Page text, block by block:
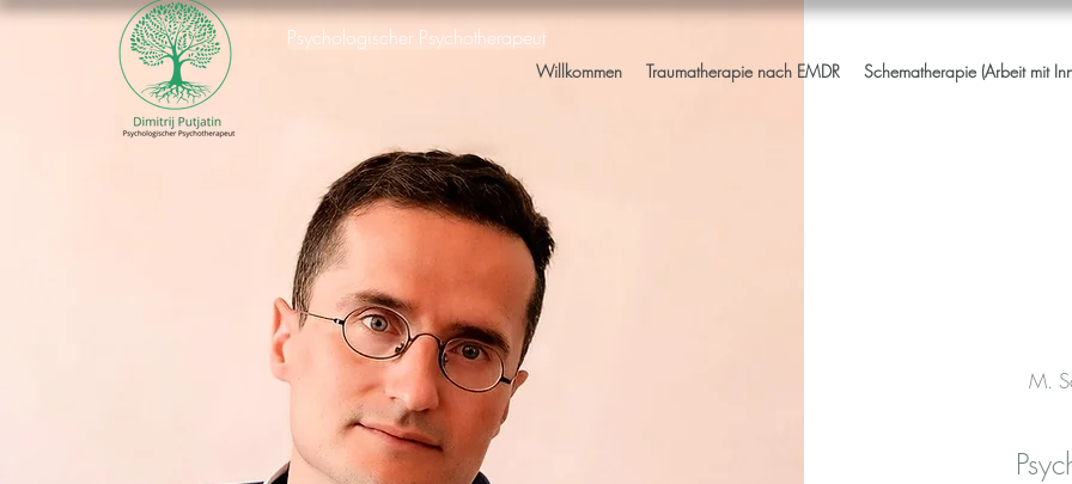
Willkommen Traumatherapie nach EMDR Schematherapie (Arbeit mit
Psychologischer Psychotherapeut
M.